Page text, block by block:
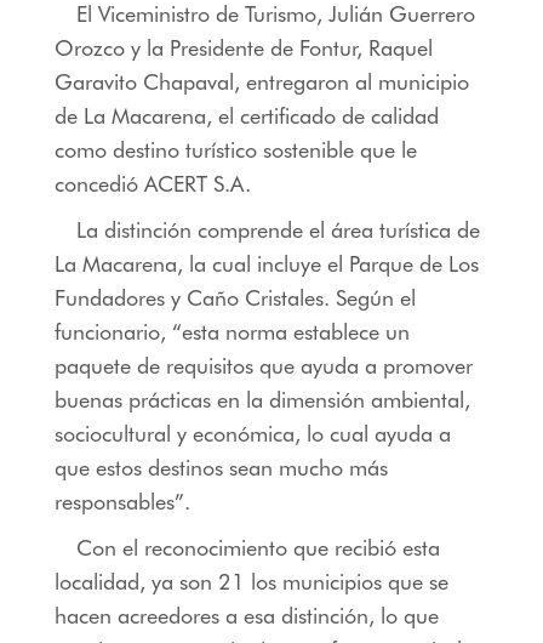
El Viceministro de Turismo, Julián Guerrero
Orozco y la Presidente de Fontur, Raquel
Garavito Chapaval, entregaron al municipio
de La Macarena, el certificado de calidad
como destino turístico sostenible que le
concedió ACERT S.A.
La distinción comprende el área turística de
La Macarena, la cual incluye el Parque de Los
Fundadores y Caño Cristales. Según el
funcionario, “esta norma establece un
paquete de requisitos que ayuda a promover
buenas prácticas en la dimensión ambiental,
sociocultural y económica, lo cual ayuda a
que estos destinos sean mucho más
responsables”.
Con el reconocimiento que recibió esta
localidad, ya son 21 los municipios que se
hacen acreedores a esa distinción, lo que